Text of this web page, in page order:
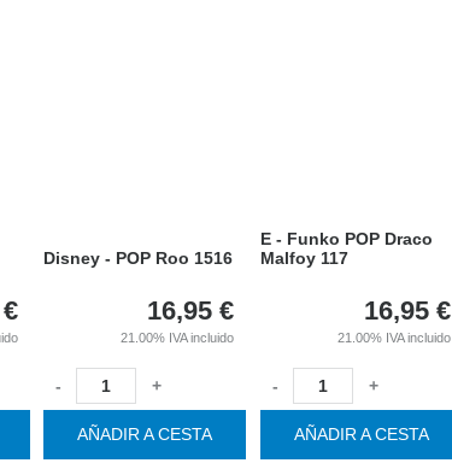
€
Disney - POP Roo 1516
16,95 €
21.00% IVA incluido
- +
AÑADIR A CESTA
E - Funko POP Draco
Malfoy 117
16,95 €
21.00% IVA incluido
- +
AÑADIR A CESTA